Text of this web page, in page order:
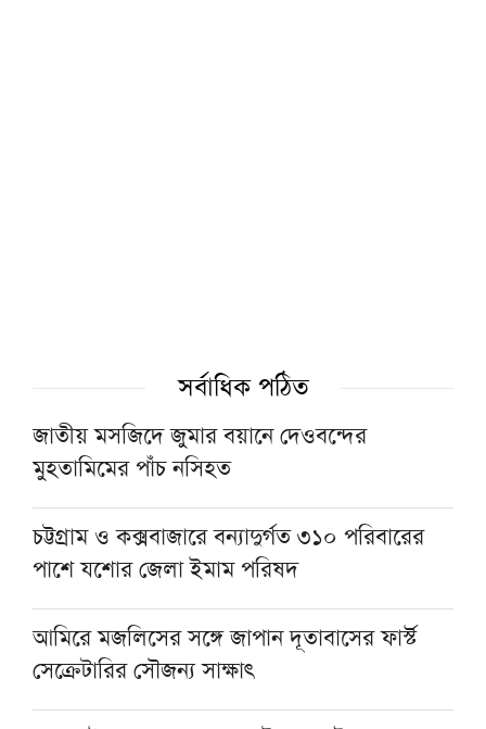
জুলাইয়ে সড়ক দুর্ঘটনায় সিলেট বিভাগে ৩১ জনের
কিছুদিনের মধ্যেই তিস্তা পাইলট প্রকল্পের কাজ শুরু
হবে: পানিসম্পদ প্রতিমন্ত্রী
হরমুজ প্রণালিতে আবুধাবির জাহাজে ক্ষেপণাস্ত্র
হামলা
সর্বাধিক পঠিত
জাতীয় মসজিদে জুমার বয়ানে দেওবন্দের
মুহতামিমের পাঁচ নসিহত
চট্টগ্রাম ও কক্সবাজারে বন্যাদুর্গত ৩১০ পরিবারের
পাশে যশোর জেলা ইমাম পরিষদ
আমিরে মজলিসের সঙ্গে জাপান দূতাবাসের ফার্স্ট
সেক্রেটারির সৌজন্য সাক্ষাৎ